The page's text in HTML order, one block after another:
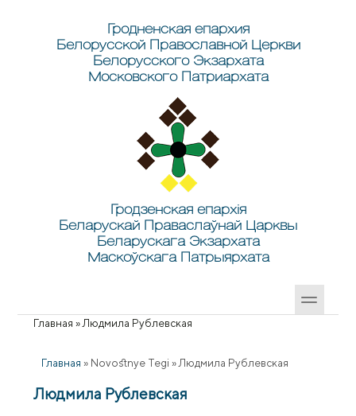
Гродненская епархия
Белорусской Православной Церкви
Белорусского Экзархата
Московского Патриархата
Гродзенская епархія
Беларускай Праваслаўнай Царквы
Беларускага Экзархата
Маскоўскага Патрыярхата
Главная » Людмила Рублевская
Главная » Novostnye Tegi » Людмила Рублевская
Людмила Рублевская